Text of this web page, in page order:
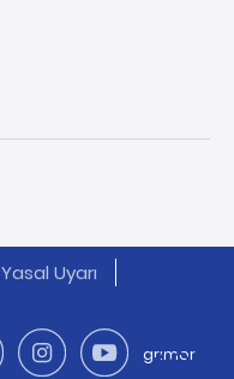
Yasal Uyarı
grimor